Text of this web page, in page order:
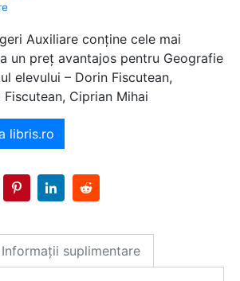
Auxiliare conține cele mai
un preț avantajos pentru Geografie
elevului – Dorin Fiscutean,
Ciprian Mihai
libris.ro
Informații suplimentare